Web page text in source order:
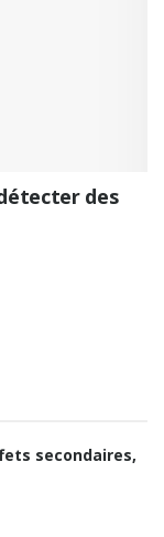
des
secondaires,